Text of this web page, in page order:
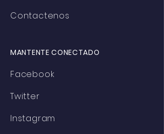
Contactenos
MANTENTE CONECTADO
Facebook
Twitter
Instagram